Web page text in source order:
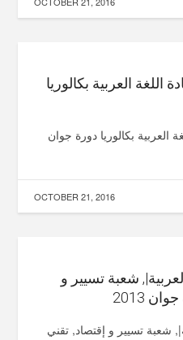
العربية بكالوريا
بكالوريا دورة جوان
OCTOBER 21, 2016
شعبة تسيير و
2013
شعبة تسيير و إقتصاد, تقني